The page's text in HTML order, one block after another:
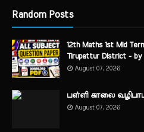
Random Posts
12th Maths 1st Mid
Tirupattur District - by
August 07, 2026
பள்ளி காலை
August 07, 2026